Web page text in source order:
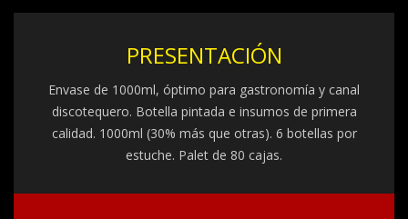
PRESENTACIÓN
Envase de 1000ml, óptimo para gastronomía y canal
discotequero. Botella pintada e insumos de primera
calidad. 1000ml (30% más que otras). 6 botellas por
estuche. Palet de 80 cajas.